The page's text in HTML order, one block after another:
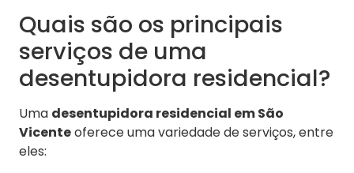
Quais são os principais
serviços de uma
desentupidora residencial?
Uma desentupidora residencial em São
Vicenteoferece uma variedade de serviços, entre
eles: